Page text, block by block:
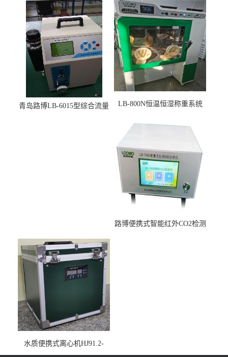
青岛路博LB-6015型综合流量
LB-800N恒温恒湿称重系统
路博便携式智能红外CO2检测
水质便携式离心机HJ91.2-